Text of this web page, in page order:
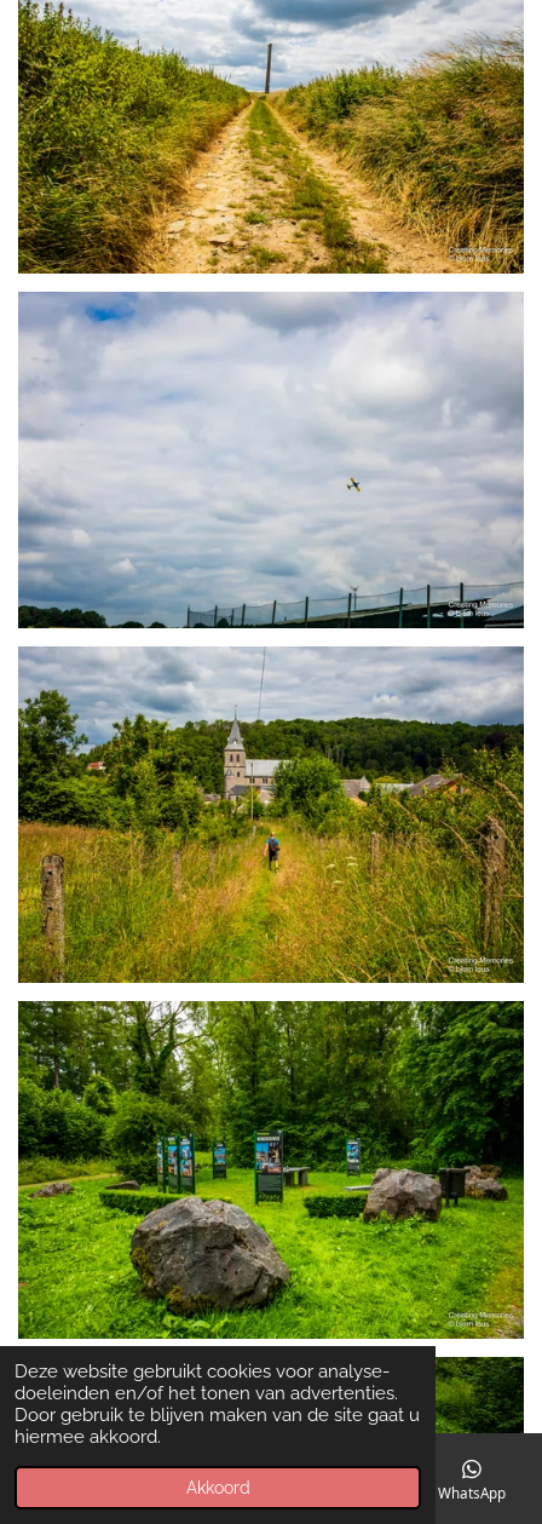
Deze website gebruikt cookies voor analyse-
doeleinden en/of het tonen van advertenties.
Door gebruik te blijven maken van de site gaat u
hiermee akkoord.
Akkoord
Telefoonnummer WhatsApp